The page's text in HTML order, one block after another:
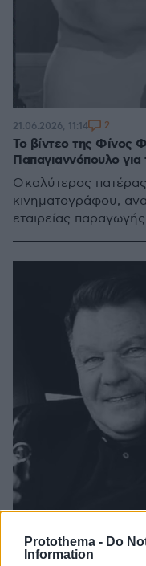
Protothema - Do
Information
Το βίντεο της Φίνος
Παπαγιαννόπουλο
Ο καλύτερος
κινηματογράφου,
εταιρείας
21.06.2026, 11:14 2